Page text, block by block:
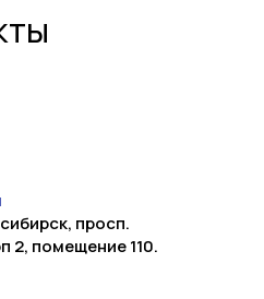
просп.
2, помещение 110.